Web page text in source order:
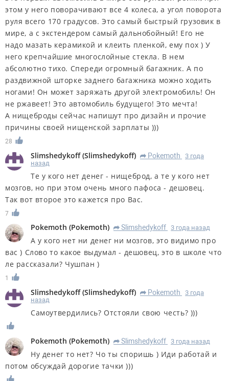
этом у него поворачивают все 4 колеса, а угол поворота
руля всего 170 градусов. Это самый быстрый грузовик в
мире, а с экстендером самый дальнобойный! Его не
надо мазать керамикой и клеить пленкой, ему пох ) У
него крепчайшие многослойные стекла. В нем
абсолютно тихо. Спереди огромный багажник. А по
раздвижной шторке заднего багажника можно ходить
ногами! Он может заряжать другой электромобиль! Он
не ржавеет! Это автомобиль будущего! Это мечта!
А нищеброды сейчас напишут про дизайн и прочие
причины своей нищенской зарплаты )))
28
Slimshedykoff(Slimshedykoff) R Pokemoth
3 года
назад
Те у кого нет денег - нищеброд, а те у кого нет
мозгов, но при этом очень много пафоса - дешовец.
Так вот второе это кажется про Вас.
7
Pokemoth (Pokemoth) R Slimshedykoff 3 года назад
А у кого нет ни денег ни мозгов, это видимо про
вас ) Слово то какое выдумал - дешовец, это в школе что
ле рассказали? Чушпан )
1
Slimshedykoff(Slimshedykoff) R Pokemoth
3 года
назад
Самоутвердились? Отстояли свою честь? )))
Pokemoth (Pokemoth) R Slimshedykoff 3 года назад
Ну денег то нет? Чо ты споришь ) Иди работай и
потом обсуждай дорогие тачки )))